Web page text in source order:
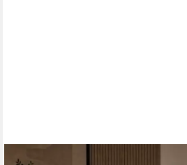
MAKIKA